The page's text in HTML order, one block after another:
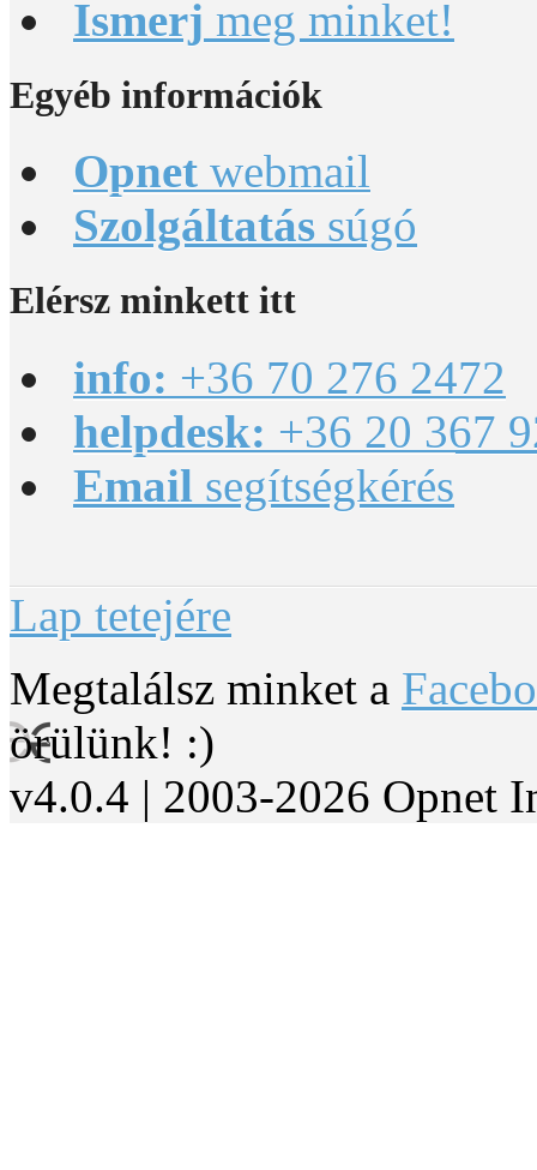
Ismerj meg minket!
Egyéb információk
Opnet webmail
Szolgáltatás súgó
Elérsz minkett itt
info: +36 70 276 2472
helpdesk: +36 20 367
Email segítségkérés
Lap tetejére
Megtalálsz minket a
örülünk! :)
v4.0.4 | 2003-2026 Opnet